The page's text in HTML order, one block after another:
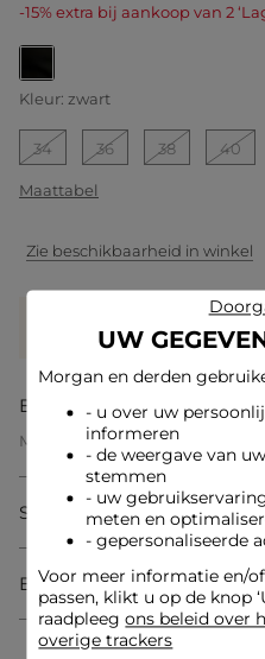
-15% extra bij aankoop van 2
geselecteerd
Kleur: zwart
34 36 38 40
Maattabel
Zie beschikbaarheid in winkel
39 hartjes met
Log in of registreer
Beschrijving
Mouwloos bustier
Aansluitende pasvorm
Bustierhals
Mouwloos
Knoopsluiting aan de voorkant
Inzetstukken met
Referentie: 32536301015470979
Categorie :Tops vrouw
Kleur :Tops vrouw zwart
Samenstelling & onderhoud
Bezorging & Retourzending
UW
Morgan en derden
- u over uw
informeren
- de weergave van
stemmen
- uw
meten en
- gepersonaliseerde
Voor meer informatie en/
passen, klikt u op de knop
raadpleegons beleid over
overige trackers